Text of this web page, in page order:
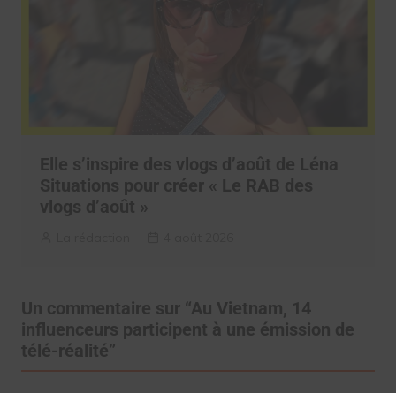
Elle s’inspire des vlogs d’août de Léna
Situations pour créer « Le RAB des
vlogs d’août »
Un commentaire sur “Au Vietnam, 14
influenceurs participent à une émission de
télé-réalité”